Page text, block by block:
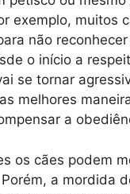
exemplo, muitos
não
o início a
se tornar
melhores
a
os cães podem
a mordida